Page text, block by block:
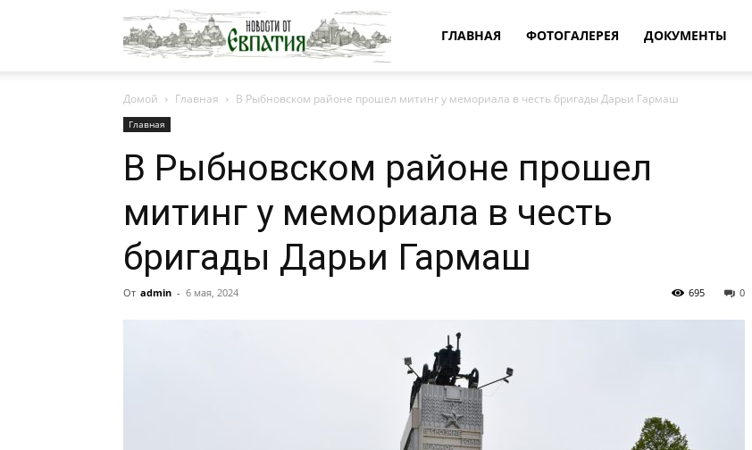
Новости
от
Евпатия
ГЛАВНАЯ ФОТОГАЛЕРЕЯ ДОКУМЕНТЫ
Домой Главная В Рыбновском районе прошел митинг у мемориала в честь бригады Дарьи Гармаш
Главная
В Рыбновском районе прошел
митинг у мемориала в честь
бригады Дарьи Гармаш
От admin - 6 мая, 2024 0
695